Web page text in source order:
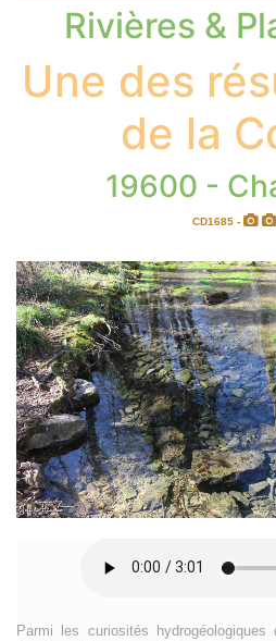
Rivières &
Une des
de la
19600 -
CD1685 -
Parmi les curiosités